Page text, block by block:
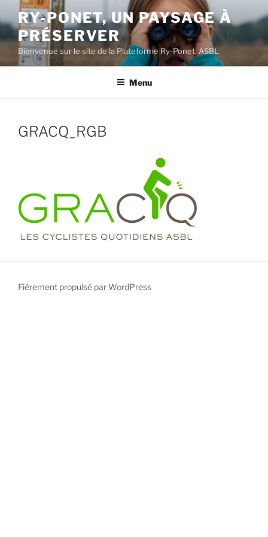
au
contenu
principal
RY-PONET, UN PAYSAGE À
PRÉSERVER
Bienvenue sur le site de la Plateforme Ry-Ponet, ASBL
Menu
GRACQ_RGB
Fièrement propulsé par WordPress